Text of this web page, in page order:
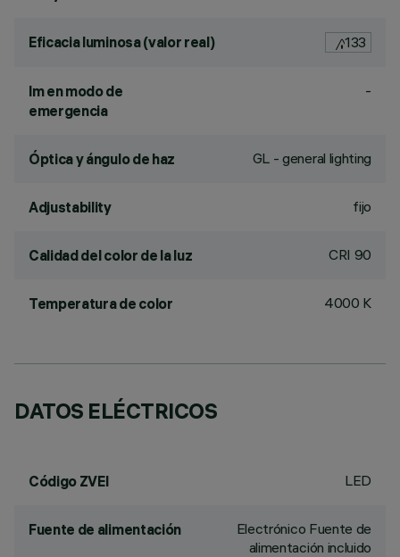
Eficacia luminosa (valor real) 133
lm en modo de
emergencia
-
Óptica y ángulo de haz GL - general lighting
Adjustability fijo
Calidad del color de la luz CRI 90
Temperatura de color 4000 K
DATOS ELÉCTRICOS
Código ZVEI LED
Fuente de alimentación
Electrónico Fuente de
alimentación incluido